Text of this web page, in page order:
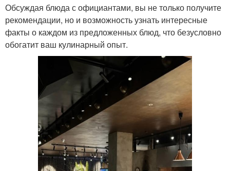
Обсуждая блюда с официантами, вы не только получите
рекомендации, но и возможность узнать интересные
факты о каждом из предложенных блюд, что безусловно
обогатит ваш кулинарный опыт.